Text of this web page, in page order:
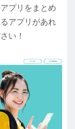
プリをまとめ
アプリがあれ
い！